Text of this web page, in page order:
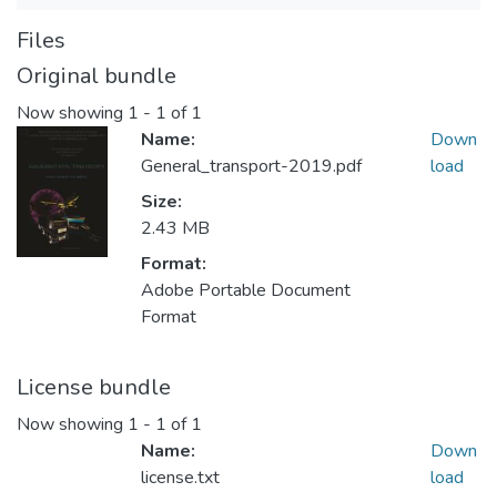
Files
Original bundle
Now showing 1 - 1 of 1
Name:
General_transport-2019.pdf
Size:
2.43 MB
Format:
Adobe Portable Document
Format
Down
load
License bundle
Now showing 1 - 1 of 1
Name:
license.txt
Down
load